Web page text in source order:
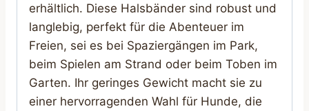
erhältlich. Diese Halsbänder sind robust und
langlebig, perfekt für die Abenteuer im
Freien, sei es bei Spaziergängen im Park,
beim Spielen am Strand oder beim Toben im
Garten. Ihr geringes Gewicht macht sie zu
einer hervorragenden Wahl für Hunde, die